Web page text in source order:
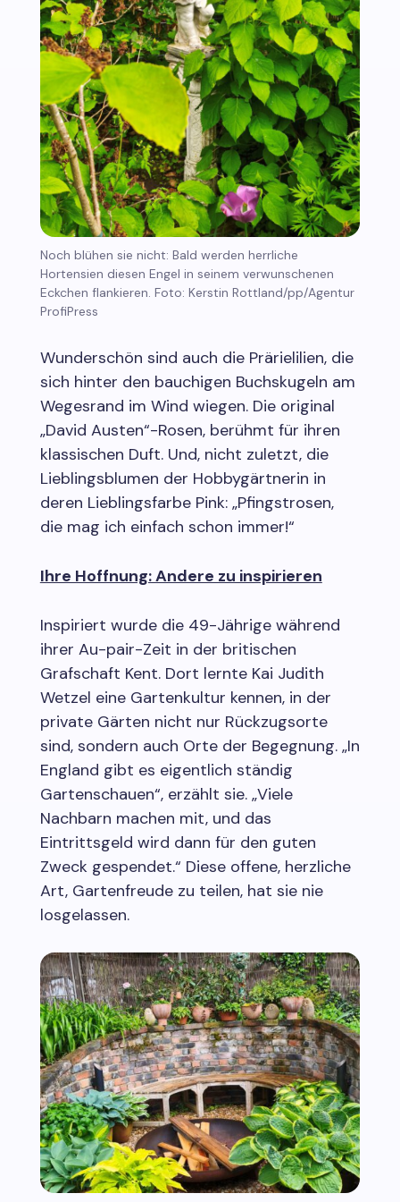
Noch blühen sie nicht: Bald werden herrliche
Hortensien diesen Engel in seinem verwunschenen
Eckchen flankieren. Foto: Kerstin Rottland/pp/Agentur
ProfiPress
Wunderschön sind auch die Prärielilien, die
sich hinter den bauchigen Buchskugeln am
Wegesrand im Wind wiegen. Die original
„David Austen“-Rosen, berühmt für ihren
klassischen Duft. Und, nicht zuletzt, die
Lieblingsblumen der Hobbygärtnerin in
deren Lieblingsfarbe Pink: „Pfingstrosen,
die mag ich einfach schon immer!“
Ihre Hoffnung: Andere zu inspirieren
Inspiriert wurde die 49-Jährige während
ihrer Au-pair-Zeit in der britischen
Grafschaft Kent. Dort lernte Kai Judith
Wetzel eine Gartenkultur kennen, in der
private Gärten nicht nur Rückzugsorte
sind, sondern auch Orte der Begegnung. „In
England gibt es eigentlich ständig
Gartenschauen“, erzählt sie. „Viele
Nachbarn machen mit, und das
Eintrittsgeld wird dann für den guten
Zweck gespendet.“ Diese offene, herzliche
Art, Gartenfreude zu teilen, hat sie nie
losgelassen.